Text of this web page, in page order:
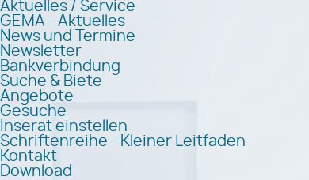
Aktuelles / Service
GEMA - Aktuelles
News und Termine
Newsletter
Bankverbindung
Suche & Biete
Angebote
Gesuche
Inserat einstellen
Schriftenreihe - Kleiner Leitfaden
Kontakt
Download